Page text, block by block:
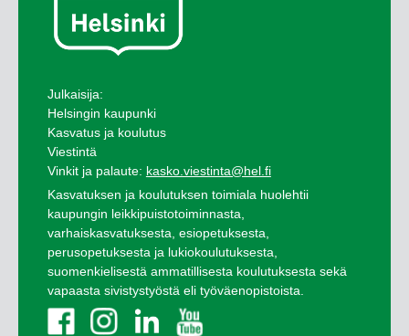
Julkaisija:
Helsingin kaupunki
Kasvatus ja koulutus
Viestintä
Vinkit ja palaute: kasko.viestinta@hel.fi
Kasvatuksen ja koulutuksen toimiala huolehtii
kaupungin leikkipuistotoiminnasta,
varhaiskasvatuksesta, esiopetuksesta,
perusopetuksesta ja lukiokoulutuksesta,
suomenkielisestä ammatillisesta koulutuksesta sekä
vapaasta sivistystyöstä eli työväenopistoista.